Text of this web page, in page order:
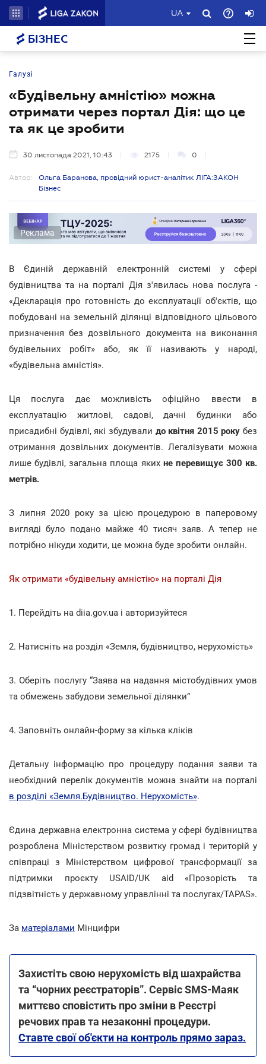
UA
БІЗНЕС
Галузі
«Будівельну амністію» можна
отримати через портал Дія: що це
та як це зробити
30 листопада 2021, 10:43 2175 0
Автор:
Ольга Баранова, провідний юрист-аналітик ЛІГА:ЗАКОН
Бізнес
Реклама
В Єдиній державній електронній системі у сфері
будівництва та на порталі Дія з'явилась нова послуга -
«Декларація про готовність до експлуатації об'єктів, що
побудовані на земельній ділянці відповідного цільового
призначення без дозвільного документа на виконання
будівельних робіт» або, як її називають у народі,
«будівельна амністія».
Ця послуга дає можливість офіційно ввести в
експлуатацію житлові, садові, дачні будинки або
присадибні будівлі, які збудували до квітня 2015 року без
отримання дозвільних документів. Легалізувати можна
лише будівлі, загальна площа якихне перевищує 300 кв.
метрів.
З липня 2020 року за цією процедурою в паперовому
вигляді було подано майже 40 тисяч заяв. А тепер не
потрібно нікуди ходити, це можна буде зробити онлайн.
Як отримати «будівельну амністію» на порталі Дія
1. Перейдіть на diia.gov.ua і авторизуйтеся
2. Натисніть на розділ «Земля, будівництво, нерухомість»
3. Оберіть послугу “Заява на надання містобудівних умов
та обмежень забудови земельної ділянки”
4. Заповніть онлайн-форму за кілька кліків
Детальну інформацію про процедуру подання заяви та
необхідний перелік документів можна знайти на порталі
в розділі «Земля.Будівництво. Нерухомість».
Єдина державна електронна система у сфері будівництва
розроблена Міністерством розвитку громад і територій у
співпраці з Міністерством цифрової трансформації за
підтримки проєкту USAID/UK aid «Прозорість та
підзвітність у державному управлінні та послугах/TAPAS».
За матеріалами Мінцифри
Захистіть свою нерухомість від шахрайства
та “чорних реєстраторів”. Сервіс SMS-Маяк
миттєво сповістить про зміни в Реєстрі
речових прав та незаконні процедури.
Ставте свої об'єкти на контроль прямо зараз.